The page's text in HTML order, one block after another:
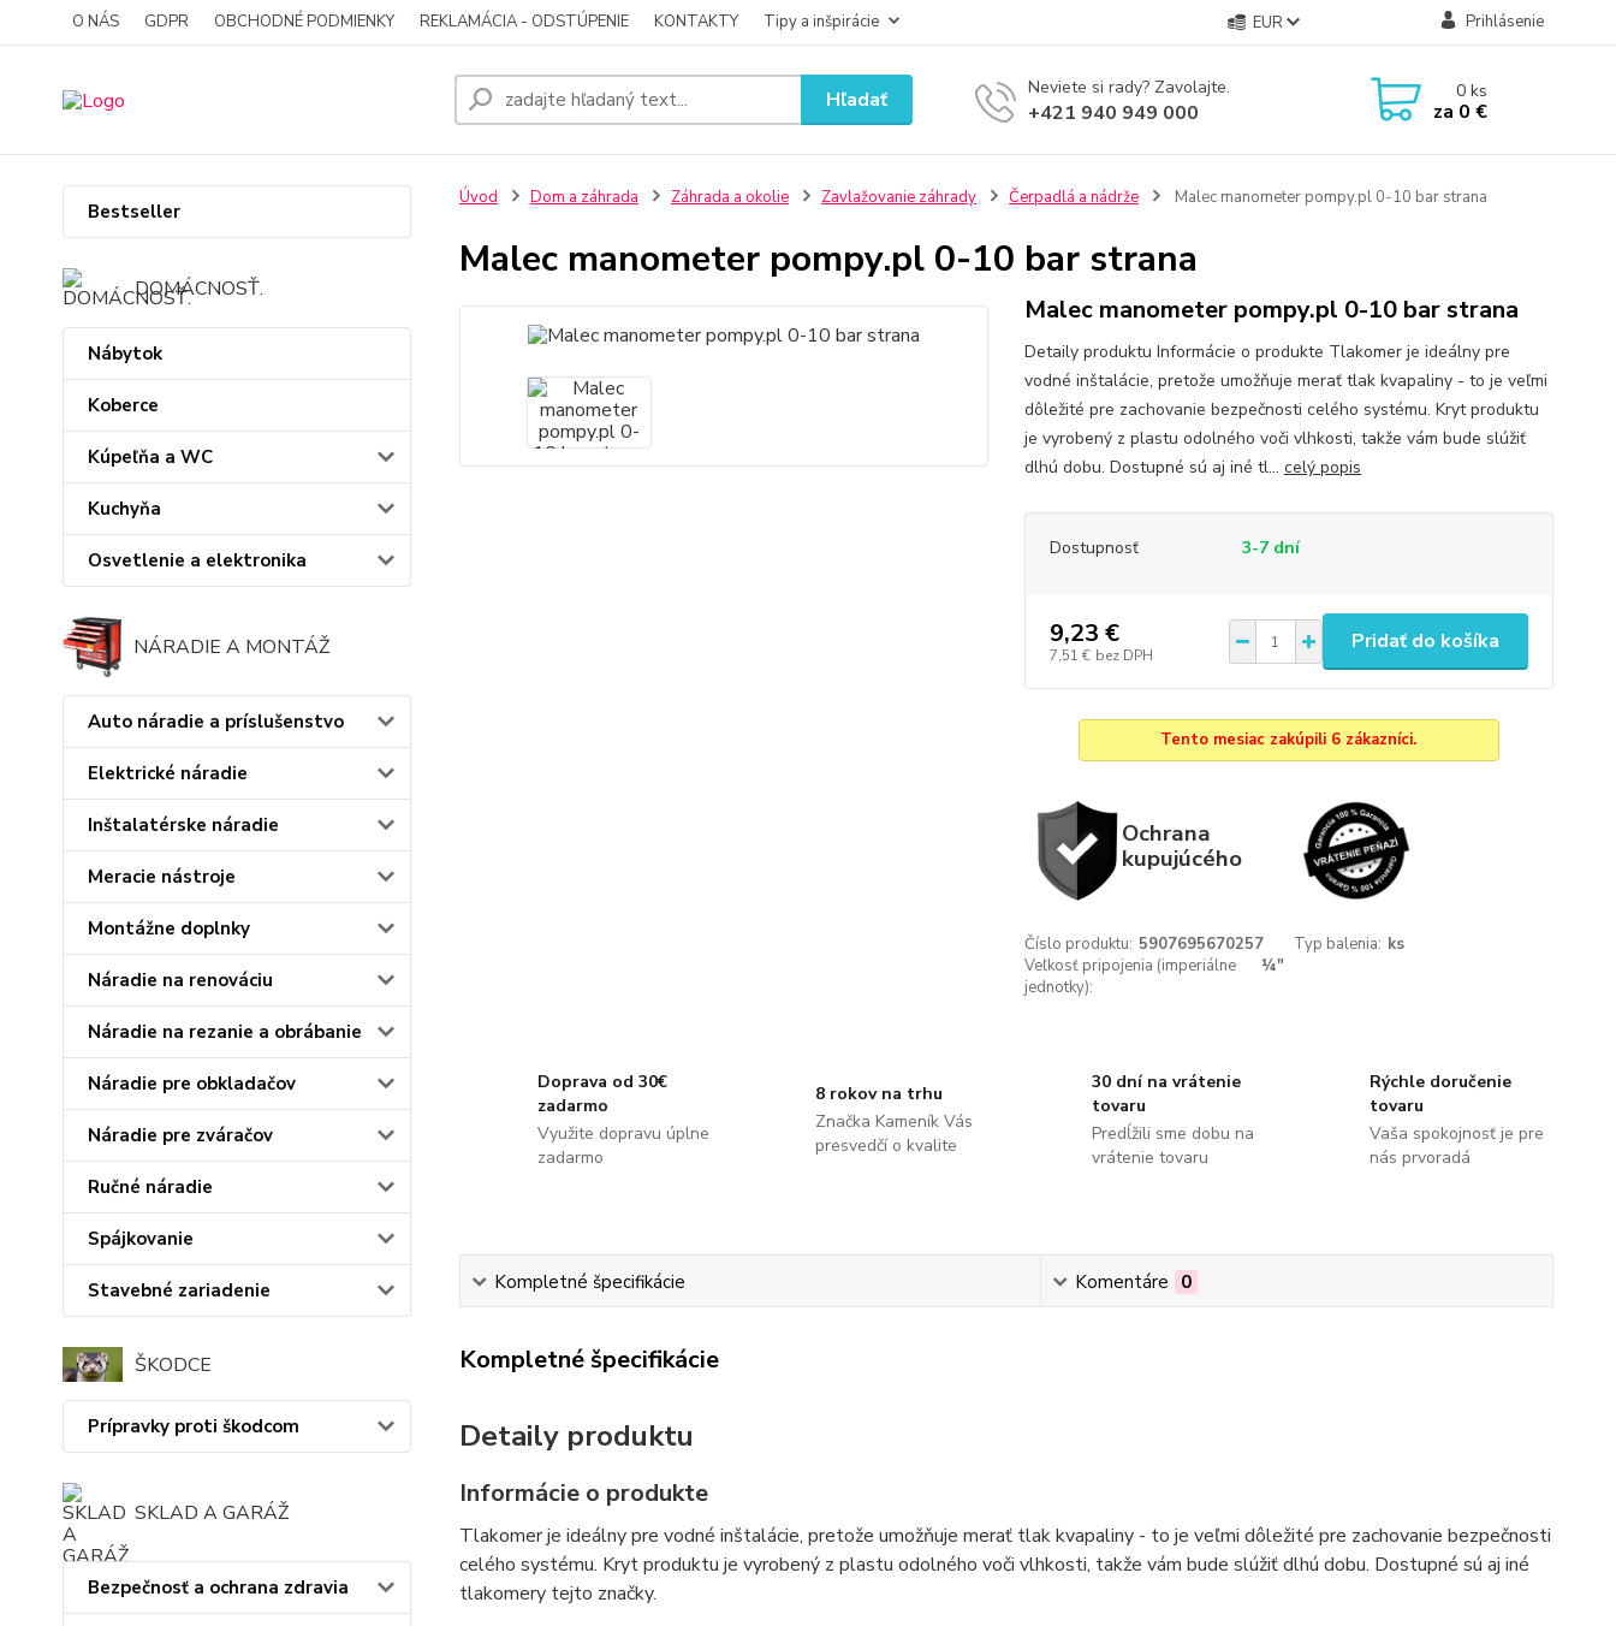
O NÁS GDPR OBCHODNÉ PODMIENKY REKLAMÁCIA - ODSTÚPENIE KONTAKTY Tipy a inšpirácie EUR Prihlásenie
Hľadať Neviete si rady? Zavolajte.
+421 940 949 000
0ks
za 0 €
Bestseller
DOMÁCNOSŤ.
Nábytok
Koberce
Kúpeľňa a WC
Kuchyňa
Osvetlenie a elektronika
NÁRADIE A MONTÁŽ
Auto náradie a príslušenstvo
Elektrické náradie
Inštalatérske náradie
Meracie nástroje
Montážne doplnky
Náradie na renováciu
Náradie na rezanie a obrábanie
Náradie pre obkladačov
Náradie pre zváračov
Ručné náradie
Spájkovanie
Stavebné zariadenie
ŠKODCE
Prípravky proti škodcom
SKLAD A GARÁŽ
Bezpečnosť a ochrana zdravia
Úvod Dom a záhrada Záhrada a okolie Zavlažovanie záhrady Čerpadlá a nádrže Malec manometer pompy.pl 0-10 bar strana
Malec manometer pompy.pl 0-10 bar strana
Malec manometer pompy.pl 0-10 bar strana
Detaily produktu Informácie o produkte Tlakomer je ideálny pre
vodné inštalácie, pretože umožňuje merať tlak kvapaliny - to je veľmi
dôležité pre zachovanie bezpečnosti celého systému. Kryt produktu
je vyrobený z plastu odolného voči vlhkosti, takže vám bude slúžiť
dlhú dobu. Dostupné sú aj iné tl... celý popis
Dostupnosť 3-7 dní
9,23 €
7,51 € bez DPH
Pridať do košíka
Tento mesiac zakúpili 6 zákazníci.
Ochrana
kupujúcého
Číslo produktu: 5907695670257 Typ balenia: ks
Veľkosť pripojenia (imperiálne
jednotky):
¼"
Doprava od 30€
zadarmo
Využite dopravu úplne
zadarmo
8 rokov na trhu
Značka Kameník Vás
presvedčí o kvalite
30 dní na vrátenie
tovaru
Predĺžili sme dobu na
vrátenie tovaru
Rýchle doručenie
tovaru
Vaša spokojnosť je pre
nás prvoradá
Kompletné špecifikácie Komentáre 0
Kompletné špecifikácie
Detaily produktu
Informácie o produkte
Tlakomer je ideálny pre vodné inštalácie, pretože umožňuje merať tlak kvapaliny - to je veľmi dôležité pre zachovanie bezpečnosti
celého systému. Kryt produktu je vyrobený z plastu odolného voči vlhkosti, takže vám bude slúžiť dlhú dobu. Dostupné sú aj iné
tlakomery tejto značky.